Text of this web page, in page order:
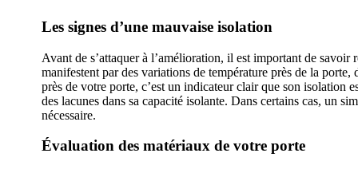
Les signes d’une mauvaise isolation
Avant de s’attaquer à l’amélioration, il est important de
manifestent par des variations de température près de la
près de votre porte, c’est un indicateur clair que son isolation
des lacunes dans sa capacité isolante. Dans certains cas, un
nécessaire.
Évaluation des matériaux de votre porte